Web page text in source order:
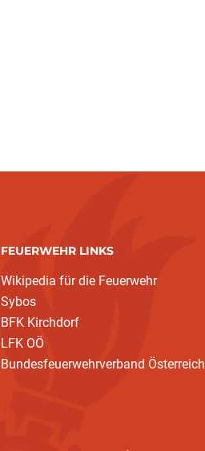
FEUERWEHR LINKS
Wikipedia für die Feuerwehr
Sybos
BFK Kirchdorf
LFK OÖ
Bundesfeuerwehrverband Österreich